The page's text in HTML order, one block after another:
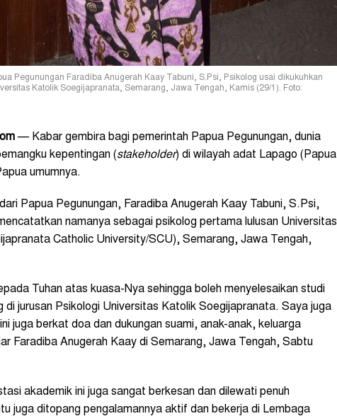
Pegunungan Faradiba Anugerah Kaay Tabuni, S.Psi, Psikolog usai dikukuhkan
Katolik Soegijapranata, Semarang, Jawa Tengah, Kamis (29/1). Foto:
— Kabar gembira bagi pemerintah Papua Pegunungan, dunia
kepentingan (stakeholder) di wilayah adat Lapago (Papua
umumnya.
Papua Pegunungan, Faradiba Anugerah Kaay Tabuni, S.Psi,
namanya sebagai psikolog pertama lulusan Universitas
Catholic University/SCU), Semarang, Jawa Tengah,
Tuhan atas kuasa-Nya sehingga boleh menyelesaikan studi
di jurusan Psikologi Universitas Katolik Soegijapranata. Saya juga
juga berkat doa dan dukungan suami, anak-anak, keluarga
Faradiba Anugerah Kaay di Semarang, Jawa Tengah, Sabtu
akademik ini juga sangat berkesan dan dilewati penuh
juga ditopang pengalamannya aktif dan bekerja di Lembaga